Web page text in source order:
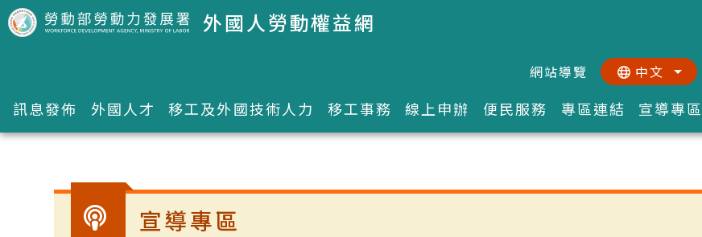
跳到主要內容區塊 外國人勞動權益網
:::網站導覽 中文
訊息發佈 外國人才 移工及外國技術人力 移工事務 線上申辦 便民服務 專區連結 宣導專區
宣導專區